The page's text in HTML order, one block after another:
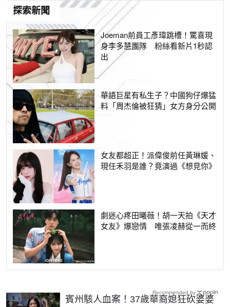
探索新聞
Joeman前員工彥瑋跳槽！驚喜現
身李多慧團隊 粉絲看新片1秒認
出
華語巨星有私生子？中國狗仔爆猛
料「周杰倫被狂猜」女方身分公開
女友都超正！派偉俊前任黃琳媛、
現任禾羽是誰？竟演過《想見你》
劇迷心疼田曦薇！胡一天拍《天才
女友》爆戀情 唯張凌赫從一而終
賓州駭人血案！37歲華裔媳狂砍婆婆
Recommended by